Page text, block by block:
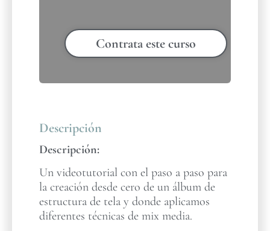
Contrata este curso
Descripción
Descripción:
Un videotutorial con el paso a paso para
la creación desde cero de un álbum de
estructura de tela y donde aplicamos
diferentes técnicas de mix media.